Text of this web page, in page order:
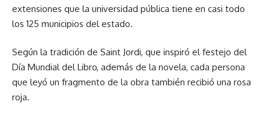
extensiones que la universidad pública tiene en casi todo
los 125 municipios del estado.
Según la tradición de Saint Jordi, que inspiró el festejo del
Día Mundial del Libro, además de la novela, cada persona
que leyó un fragmento de la obra también recibió una rosa
roja.